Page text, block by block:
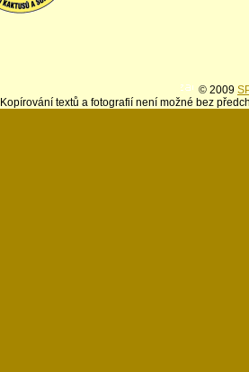
© 2009
Kopírování textů a fotografií není možné bez